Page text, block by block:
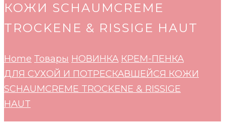
КОЖИ SCHAUMCREME
TROCKENE & RISSIGE HAUT
Home Товары НОВИНКА КРЕМ-ПЕНКА
ДЛЯ СУХОЙ И ПОТРЕСКАВШЕЙСЯ КОЖИ
SCHAUMCREME TROCKENE & RISSIGE
HAUT